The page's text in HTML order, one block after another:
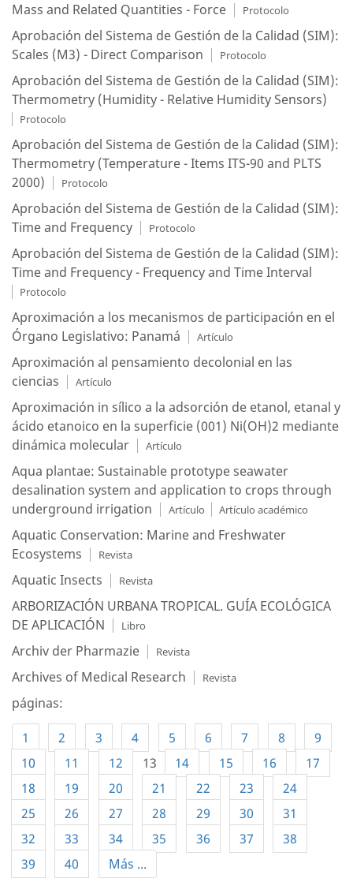
Mass and Related Quantities - Force
Protocolo
Aprobación del Sistema de Gestión de la Calidad (SIM):
Scales (M3) - Direct Comparison
Protocolo
Aprobación del Sistema de Gestión de la Calidad (SIM):
Thermometry (Humidity - Relative Humidity Sensors)
Protocolo
Aprobación del Sistema de Gestión de la Calidad (SIM):
Thermometry (Temperature - Items ITS-90 and PLTS
2000)
Protocolo
Aprobación del Sistema de Gestión de la Calidad (SIM):
Time and Frequency
Protocolo
Aprobación del Sistema de Gestión de la Calidad (SIM):
Time and Frequency - Frequency and Time Interval
Protocolo
Aproximación a los mecanismos de participación en el
Órgano Legislativo: Panamá
Artículo
Aproximación al pensamiento decolonial en las
ciencias
Artículo
Aproximación in sílico a la adsorción de etanol, etanal y
ácido etanoico en la superficie (001) Ni(OH)2 mediante
dinámica molecular
Artículo
Aqua plantae: Sustainable prototype seawater
desalination system and application to crops through
underground irrigation
Artículo Artículo académico
Aquatic Conservation: Marine and Freshwater
Ecosystems
Revista
Aquatic Insects Revista
ARBORIZACIÓN URBANA TROPICAL. GUÍA ECOLÓGICA
DE APLICACIÓN
Libro
Archiv der Pharmazie Revista
Archives of Medical Research Revista
páginas:
1
2 3 4 5 6 7 8
9
10
11 12 13 14 15 16
17
18
19 20 21 22 23
24
25
26 27 28 29 30
31
32
33 34 35 36 37
38
39
40 Más ...